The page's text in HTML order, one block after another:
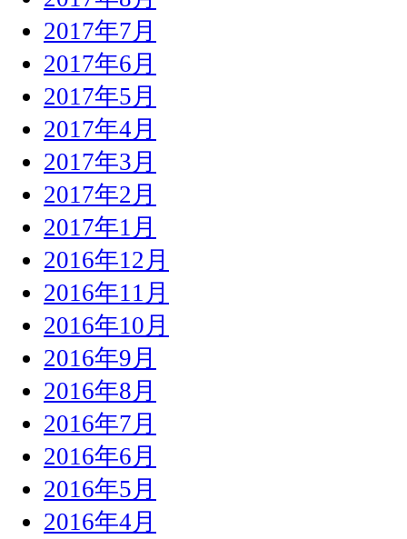
2017年7月
2017年6月
2017年5月
2017年4月
2017年3月
2017年2月
2017年1月
2016年12月
2016年11月
2016年10月
2016年9月
2016年8月
2016年7月
2016年6月
2016年5月
2016年4月